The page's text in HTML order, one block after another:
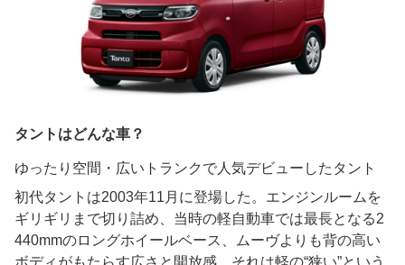
タントはどんな車？
ゆったり空間・広いトランクで人気デビューしたタント
初代タントは2003年11月に登場した。エンジンルームを
ギリギリまで切り詰め、当時の軽自動車では最長となる2
440mmのロングホイールベース、ムーヴよりも背の高い